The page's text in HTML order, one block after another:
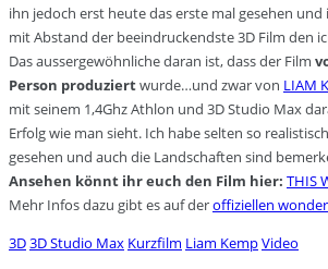
ihn jedoch erst heute das erste mal gesehen und
mit Abstand der beeindruckendste 3D Film den
Das aussergewöhnliche daran ist, dass der Film
Person produziertwurde…und zwar von LIAM
mit seinem 1,4Ghz Athlon und 3D Studio Max
Erfolg wie man sieht. Ich habe selten so
gesehen und auch die Landschaften sind
Ansehen könnt ihr euch den Film hier: THIS
Mehr Infos dazu gibt es auf deroffiziellen
3D3D Studio Max Kurzfilm Liam KempVideo